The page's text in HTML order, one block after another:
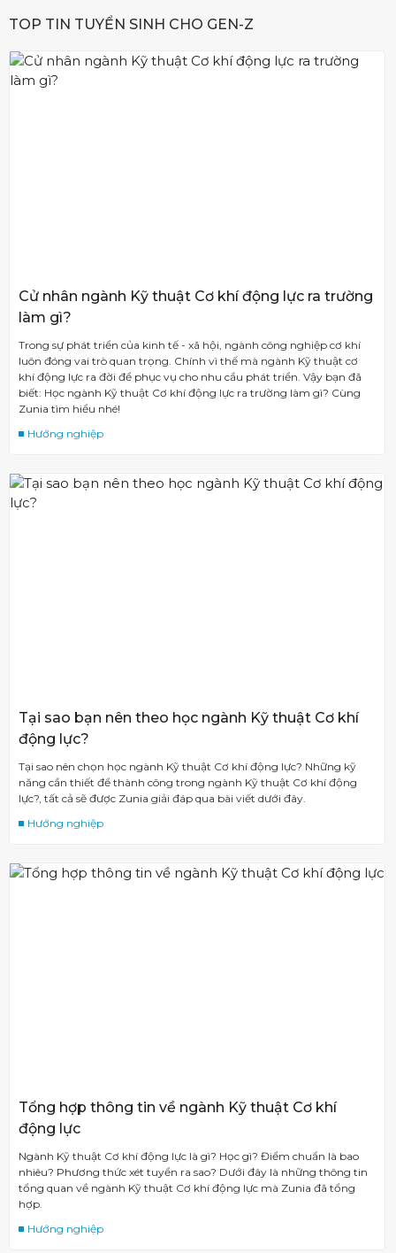
TOP TIN TUYỂN SINH CHO GEN-Z
Cử nhân ngành Kỹ thuật Cơ khí động lực ra trường
làm gì?
Trong sự phát triển của kinh tế - xã hội, ngành công nghiệp cơ khí
luôn đóng vai trò quan trọng. Chính vì thế mà ngành Kỹ thuật cơ
khí động lực ra đời để phục vụ cho nhu cầu phát triển. Vậy bạn đã
biết: Học ngành Kỹ thuật Cơ khí động lực ra trường làm gì? Cùng
Zunia tìm hiểu nhé!
Hướng nghiệp
Tại sao bạn nên theo học ngành Kỹ thuật Cơ khí
động lực?
Tại sao nên chọn học ngành Kỹ thuật Cơ khí động lực? Những kỹ
năng cần thiết để thành công trong ngành Kỹ thuật Cơ khí động
lực?, tất cả sẽ được Zunia giải đáp qua bài viết dưới đây.
Hướng nghiệp
Tổng hợp thông tin về ngành Kỹ thuật Cơ khí
động lực
Ngành Kỹ thuật Cơ khí động lực là gì? Học gì? Điểm chuẩn là bao
nhiêu? Phương thức xét tuyển ra sao? Dưới đây là những thông tin
tổng quan về ngành Kỹ thuật Cơ khí động lực mà Zunia đã tổng
hợp.
Hướng nghiệp